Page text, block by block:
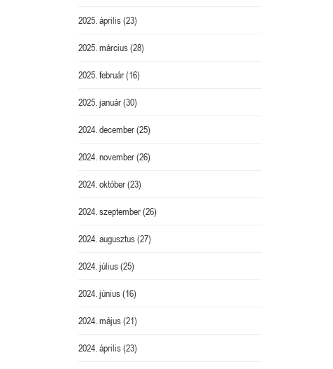
2025. április(23)
2025. március(28)
2025. február(16)
2025. január(30)
2024. december(25)
2024. november(26)
2024. október(23)
2024. szeptember(26)
2024. augusztus(27)
2024. július(25)
2024. június(16)
2024. május(21)
2024. április(23)